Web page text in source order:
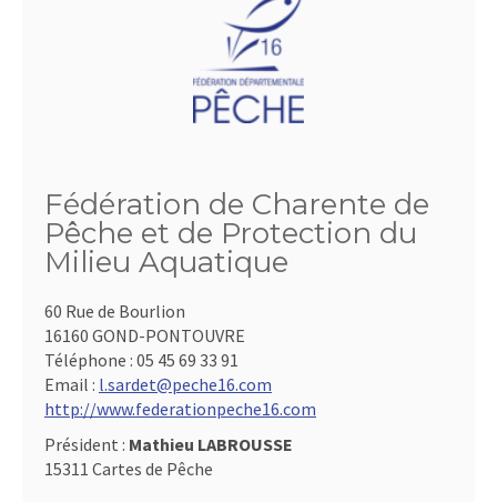
Fédération de Charente de
Pêche et de Protection du
Milieu Aquatique
60 Rue de Bourlion
16160 GOND-PONTOUVRE
Téléphone : 05 45 69 33 91
Email : l.sardet@peche16.com
http://www.federationpeche16.com
Président : Mathieu LABROUSSE
15311 Cartes de Pêche